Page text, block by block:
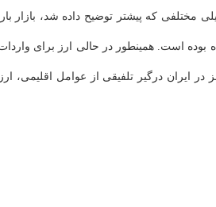
مختلفی که پیشتر توضیح داده شد، بازار
بوده است. همینطور در حالی ارز برای
در ایران درگیر تلفیقی از عوامل اقلیمی،